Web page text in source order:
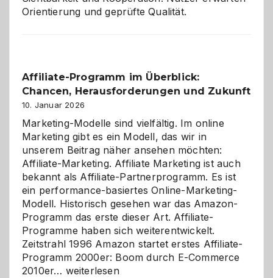
Orientierung und geprüfte Qualität.
Affiliate-Programm im Überblick:
Chancen, Herausforderungen und Zukunft
10. Januar 2026
Marketing-Modelle sind vielfältig. Im online
Marketing gibt es ein Modell, das wir in
unserem Beitrag näher ansehen möchten:
Affiliate-Marketing. Affiliate Marketing ist auch
bekannt als Affiliate-Partnerprogramm. Es ist
ein performance-basiertes Online-Marketing-
Modell. Historisch gesehen war das Amazon-
Programm das erste dieser Art. Affiliate-
Programme haben sich weiterentwickelt.
Zeitstrahl 1996 Amazon startet erstes Affiliate-
Programm 2000er: Boom durch E-Commerce
2010er… Affiliate-
weiterlesen